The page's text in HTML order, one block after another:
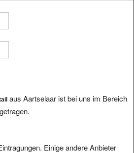
aus Aartselaar ist bei uns im Bereich
Einige andere Anbieter